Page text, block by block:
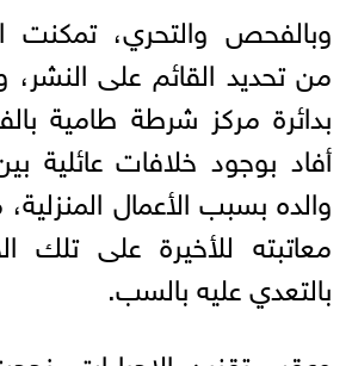
وبالفحص والتحري، تمكنت
من تحديد القائم على النشر،
بدائرة مركز شرطة طامية
أفاد بوجود خلافات عائلية
والده بسبب الأعمال
معاتبته للأخيرة على تلك
بالتعدي عليه بالسب.